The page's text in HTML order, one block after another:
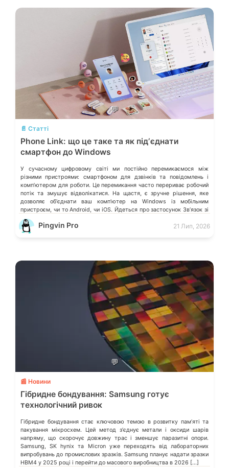
💬
📄 Статті
Phone Link: що це таке та як підʼєднати
смартфон до Windows
У сучасному цифровому світі ми постійно перемикаємося між
різними пристроями: смартфоном для дзвінків та повідомлень і
компʼютером для роботи. Це перемикання часто перериває робочий
потік та змушує відволікатися. На щастя, є зручне рішення, яке
дозволяє обʼєднати ваш компʼютер на Windows із мобільним
пристроєм, чи то Android, чи iOS. Йдеться про застосунок Звʼязок зі
смартфоном (Phone Link) від Microsoft, що перетворює ваш ПК на
своєрідний «міст» до функцій смартфона.
Pingvin Pro 21 Лип, 2026
💬
📰 Новини
Гібридне бондування: Samsung готує
технологічний ривок
Гібридне бондування стає ключовою темою в розвитку памʼяті та
пакування мікросхем. Цей метод зʼєднує метали і оксиди шарів
напряму, що скорочує довжину трас і зменшує паразитні опори.
Samsung, SK hynix та Micron уже переходять від лабораторних
випробувань до промислових зразків. Samsung планує надати зразки
HBM4 у 2025 році і перейти до масового виробництва в 2026 […]